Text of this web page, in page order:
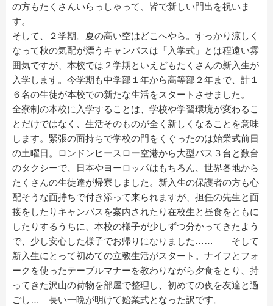
の方もたくさんいらっしゃって、皆で新しい門出を祝いま
す。
そして、２学期。夏の高い空はどこへやら。すっかり涼しく
なって秋の気配が漂うキャンパスは「入学式」とは程遠い雰
囲気ですが、本校では２学期といえどもたくさんの新入生が
入学します。今学期も中学部１年から高等部２年まで、計１
６名の生徒が本校での新たな生活をスタートさせました。
全寮制の本校に入学することは、学校や学習環境が変わるこ
とだけではなく、生活そのものが全く新しくなることを意味
します。緊張の面持ちで学校の門をくぐったのは始業式前日
の土曜日。ロンドンヒースロー空港から大型バス３台と数台
のタクシーで、日本やヨーロッパはもちろん、世界各地から
たくさんの生徒達が帰寮しました。新入生の保護者の方も心
配そうな面持ちで付き添って来られますが、担任の先生と面
接をしたりキャンパスを案内されたり在校生と昼食をともに
したりするうちに、本校の様子が少しずつ分かってきたよう
で、少し安心した様子でお帰りになりました…… そして
新入生にとって初めての立教生活がスタート。ナイフとフォ
ークを使ったテーブルマナーを教わりながら夕食をとり、持
ってきた沢山の荷物を部屋で整理し、初めての夜を友達と過
ごし… 長い一晩が明けて始業式となった訳です。